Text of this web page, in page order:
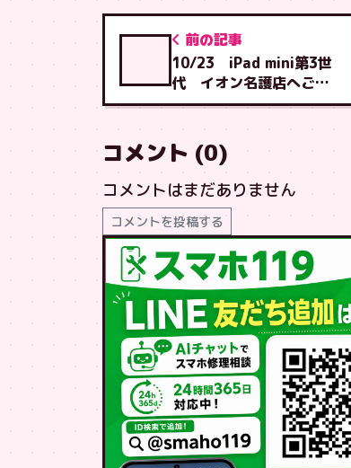
前の記事
10/23 iPad mini第3世
代 イオン名護店へご来
店
コメント (0)
コメントはまだありません
コメントを投稿する